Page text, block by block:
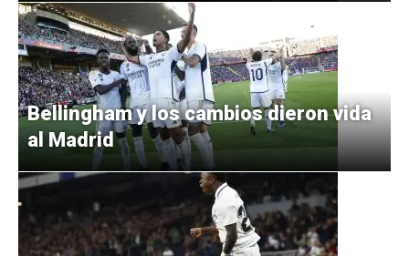
Bellingham y los cambios dieron vida
al Madrid